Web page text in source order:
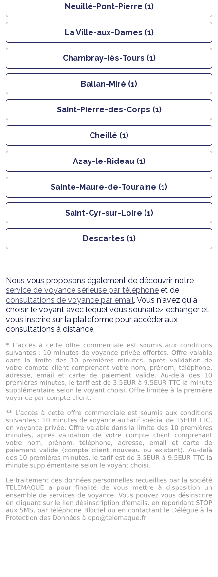
Neuillé-Pont-Pierre (1)
La Ville-aux-Dames (1)
Chambray-lès-Tours (1)
Ballan-Miré (1)
Saint-Pierre-des-Corps (1)
Cheillé (1)
Azay-le-Rideau (1)
Sainte-Maure-de-Touraine (1)
Saint-Cyr-sur-Loire (1)
Descartes (1)
Nous vous proposons également de découvrir notre
service de voyance sérieuse par téléphone et de
consultations de voyance par email. Vous n'avez qu'à
choisir le voyant avec lequel vous souhaitez échanger et
vous inscrire sur la plateforme pour accéder aux
consultations à distance.